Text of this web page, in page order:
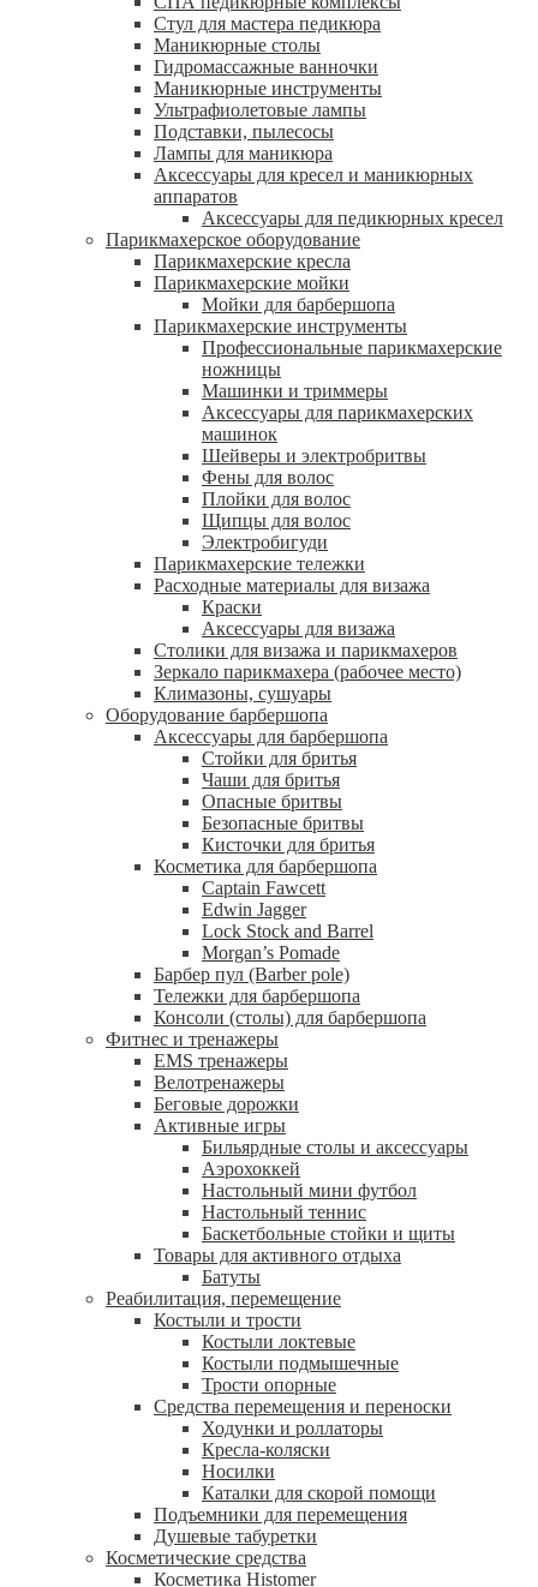
Стул для мастера педикюра
Маникюрные столы
Гидромассажные ванночки
Маникюрные инструменты
Ультрафиолетовые лампы
Подставки, пылесосы
Лампы для маникюра
Аксессуары для кресел и маникюрных
аппаратов
Аксессуары для педикюрных кресел
Парикмахерское оборудование
Парикмахерские кресла
Парикмахерские мойки
Мойки для барбершопа
Парикмахерские инструменты
Профессиональные парикмахерские
ножницы
Машинки и триммеры
Аксессуары для парикмахерских
машинок
Шейверы и электробритвы
Фены для волос
Плойки для волос
Щипцы для волос
Электробигуди
Парикмахерские тележки
Расходные материалы для визажа
Краски
Аксессуары для визажа
Столики для визажа и парикмахеров
Зеркало парикмахера (рабочее место)
Климазоны, сушуары
Оборудование барбершопа
Аксессуары для барбершопа
Стойки для бритья
Чаши для бритья
Опасные бритвы
Безопасные бритвы
Кисточки для бритья
Косметика для барбершопа
Captain Fawcett
Edwin Jagger
Lock Stock and Barrel
Morgan’s Pomade
Барбер пул (Barber pole)
Тележки для барбершопа
Консоли (столы) для барбершопа
Фитнес и тренажеры
EMS тренажеры
Велотренажеры
Беговые дорожки
Активные игры
Бильярдные столы и аксессуары
Аэрохоккей
Настольный мини футбол
Настольный теннис
Баскетбольные стойки и щиты
Товары для активного отдыха
Батуты
Реабилитация, перемещение
Костыли и трости
Костыли локтевые
Костыли подмышечные
Трости опорные
Средства перемещения и переноски
Ходунки и роллаторы
Кресла-коляски
Носилки
Каталки для скорой помощи
Подъемники для перемещения
Душевые табуретки
Косметические средства
Косметика Histomer